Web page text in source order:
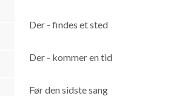
Der - findes et sted
Der - kommer en tid
Før den sidste sang